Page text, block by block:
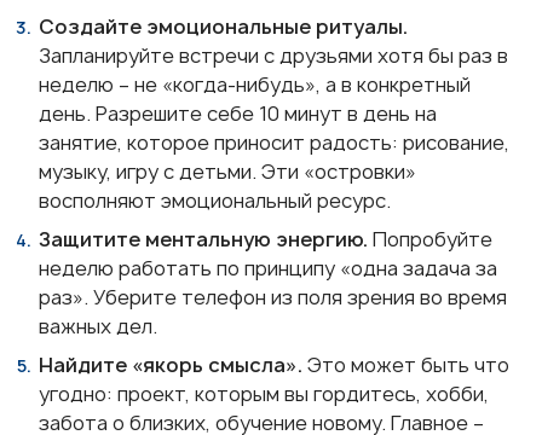
Создайте эмоциональные ритуалы.
Запланируйте встречи с друзьями хотя бы раз в
неделю – не «когда-нибудь», а в конкретный
день. Разрешите себе 10 минут в день на
занятие, которое приносит радость: рисование,
музыку, игру с детьми. Эти «островки»
восполняют эмоциональный ресурс.
Защитите ментальную энергию. Попробуйте
неделю работать по принципу «одна задача за
раз». Уберите телефон из поля зрения во время
важных дел.
Найдите «якорь смысла». Это может быть что
угодно: проект, которым вы гордитесь, хобби,
забота о близких, обучение новому. Главное –